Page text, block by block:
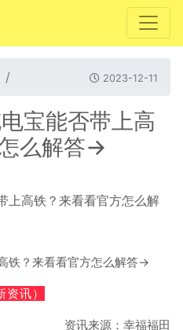
2023-12-11
宝能否带上高
么解答→
铁？来看看官方怎么解答→
讯）
资讯来源：幸福福田